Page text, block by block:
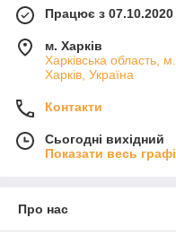
Працює з 07.10.2020
м. Харків
Харківська область,
Харків, Україна
Контакти
Сьогодні вихідний
Показати весь
Про нас